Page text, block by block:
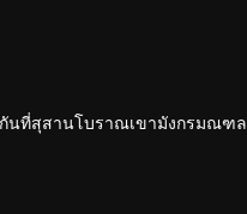
กันที่สุสานโบราณเขามังกรมณฑล